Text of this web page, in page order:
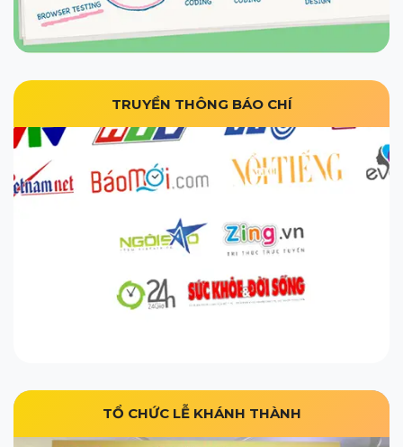
TRUYỀN THÔNG BÁO CHÍ
TỔ CHỨC LỄ KHÁNH THÀNH